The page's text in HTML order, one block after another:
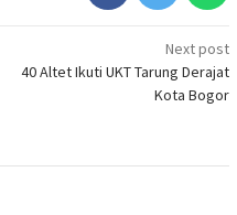
Next post
40 Altet Ikuti UKT Tarung Derajat
Kota Bogor